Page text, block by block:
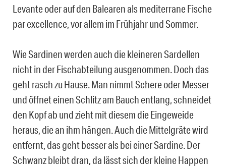
Levante oder auf den Balearen als mediterrane Fische
par excellence, vor allem im Frühjahr und Sommer.
Wie Sardinen werden auch die kleineren Sardellen
nicht in der Fischabteilung ausgenommen. Doch das
geht rasch zu Hause. Man nimmt Schere oder Messer
und öffnet einen Schlitz am Bauch entlang, schneidet
den Kopf ab und zieht mit diesem die Eingeweide
heraus, die an ihm hängen. Auch die Mittelgräte wird
entfernt, das geht besser als bei einer Sardine. Der
Schwanz bleibt dran, da lässt sich der kleine Happen